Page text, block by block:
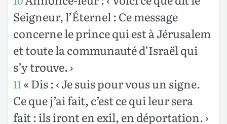
Seigneur, l’Éternel : Ce message
concerne le prince qui est à Jérusalem
et toute la communauté d’Israël qui
s’y trouve. ›
11 « Dis : ‹ Je suis pour vous un signe.
Ce que j’ai fait, c’est ce qui leur sera
fait : ils iront en exil, en déportation. ›